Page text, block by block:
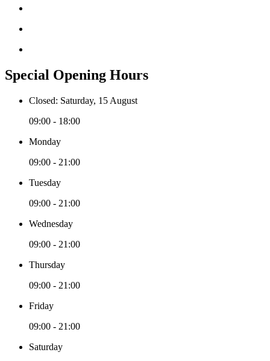
Special Opening Hours
Closed: Saturday, 15 August
09:00 - 18:00
Monday
09:00 - 21:00
Tuesday
09:00 - 21:00
Wednesday
09:00 - 21:00
Thursday
09:00 - 21:00
Friday
09:00 - 21:00
Saturday